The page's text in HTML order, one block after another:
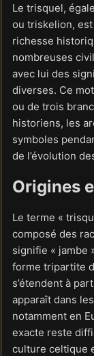
Le trisquel,
ou triskelion, est
richesse
nombreuses
avec lui des
diverses. Ce
ou de trois
historiens, les
symboles
de l’évolution
Origines
Le terme «
composé des
signifie « jambe
forme tripartite
s’étendent à
apparaît dans
notamment en
exacte reste
culture celtique